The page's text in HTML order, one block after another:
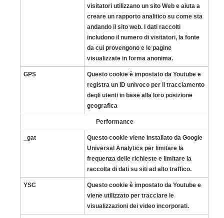
visitatori utilizzano un sito Web e aiuta a
creare un rapporto analitico su come sta
andando il sito web. I dati raccolti
includono il numero di visitatori, la fonte
da cui provengono e le pagine
visualizzate in forma anonima.
GPS
Questo cookie è impostato da Youtube e
registra un ID univoco per il tracciamento
degli utenti in base alla loro posizione
geografica
Performance
_gat
Questo cookie viene installato da Google
Universal Analytics per limitare la
frequenza delle richieste e limitare la
raccolta di dati su siti ad alto traffico.
YSC
Questo cookie è impostato da Youtube e
viene utilizzato per tracciare le
visualizzazioni dei video incorporati.